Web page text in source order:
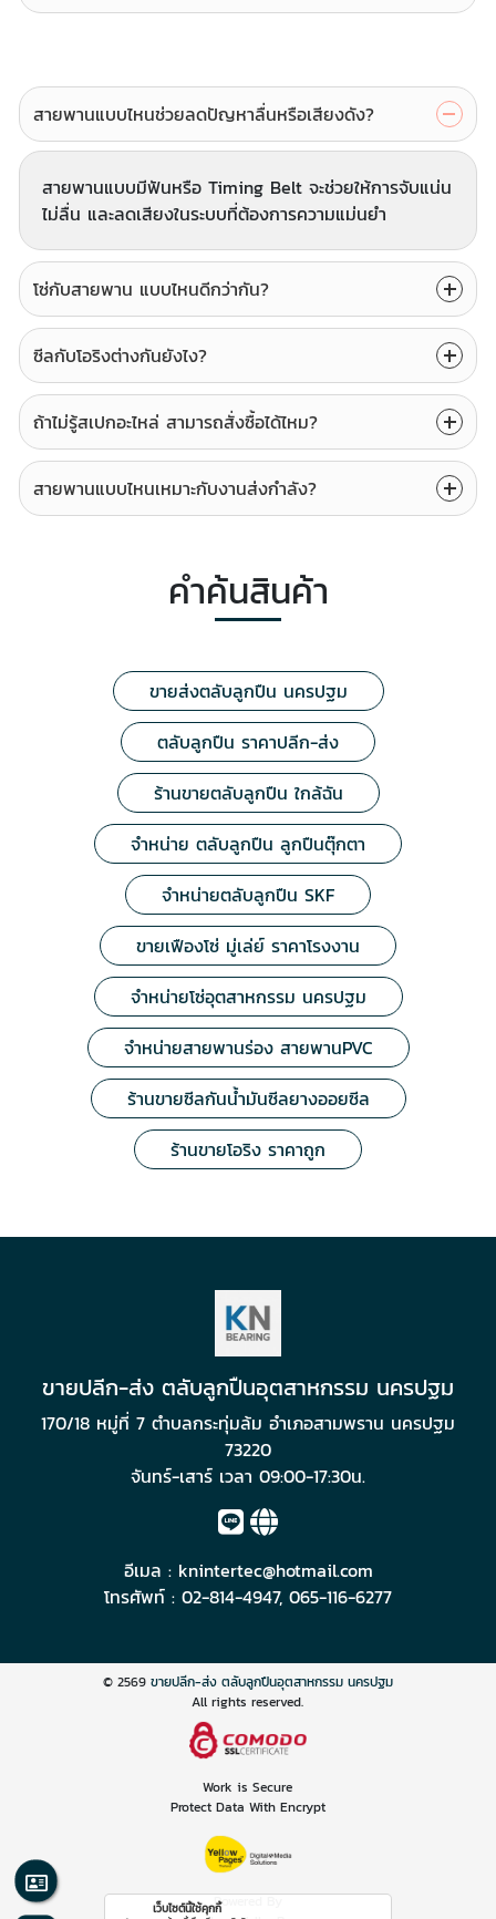
สายพานแบบไหนช่วยลดปัญหาลื่นหรือเสียงดัง?
สายพานแบบมีฟันหรือ Timing Belt จะช่วยให้การจับแน่น
ไม่ลื่น และลดเสียงในระบบที่ต้องการความแม่นยำ
โซ่กับสายพาน แบบไหนดีกว่ากัน?
ซีลกับโอริงต่างกันยังไง?
ถ้าไม่รู้สเปกอะไหล่ สามารถสั่งซื้อได้ไหม?
สายพานแบบไหนเหมาะกับงานส่งกำลัง?
คำค้นสินค้า
ขายส่งตลับลูกปืน นครปฐม
ตลับลูกปืน ราคาปลีก-ส่ง
ร้านขายตลับลูกปืน ใกล้ฉัน
จำหน่าย ตลับลูกปืน ลูกปืนตุ๊กตา
จำหน่ายตลับลูกปืน SKF
ขายเฟืองโซ่ มู่เล่ย์ ราคาโรงงาน
จำหน่ายโซ่อุตสาหกรรม นครปฐม
จำหน่ายสายพานร่อง สายพานPVC
ร้านขายซีลกันน้ำมันซีลยางออยซีล
ร้านขายโอริง ราคาถูก
ขายปลีก-ส่ง ตลับลูกปืนอุตสาหกรรม นครปฐม
170/18 หมู่ที่ 7 ตำบลกระทุ่มล้ม อำเภอสามพราน นครปฐม
73220
จันทร์-เสาร์ เวลา 09:00-17:30น.
อีเมล : knintertec@hotmail.com
โทรศัพท์ : 02-814-4947, 065-116-6277
© 2569 ขายปลีก-ส่ง ตลับลูกปืนอุตสาหกรรม นครปฐม
All rights reserved.
Work is Secure
Protect Data With Encrypt
Powered By
เว็บไซต์นี้ใช้คุกกี้